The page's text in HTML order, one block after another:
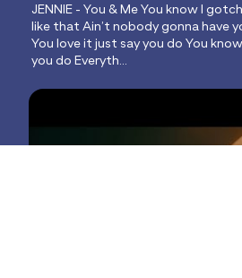
JENNIE - You & Me You know I
like that Ain’t nobody gonna have
You love it just say you do You
you do Everyth...